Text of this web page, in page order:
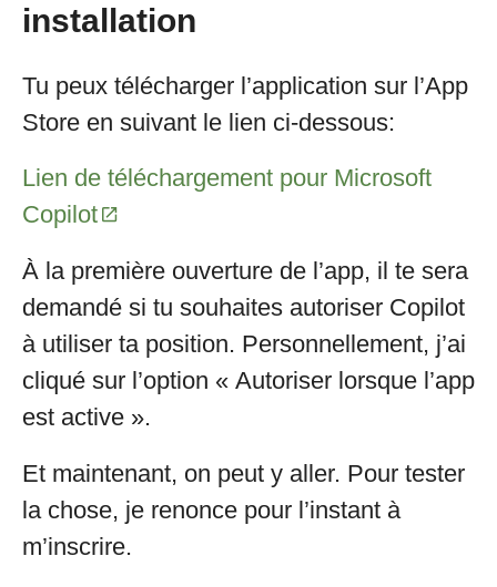
installation
Tu peux télécharger l’application sur l’App
Store en suivant le lien ci-dessous:
Lien de téléchargement pour Microsoft
Copilot
À la première ouverture de l’app, il te sera
demandé si tu souhaites autoriser Copilot
à utiliser ta position. Personnellement, j’ai
cliqué sur l’option « Autoriser lorsque l’app
est active ».
Et maintenant, on peut y aller. Pour tester
la chose, je renonce pour l’instant à
m’inscrire.